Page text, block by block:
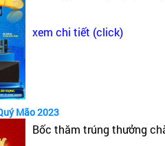
xem chi tiết (click)
Mão 2023
Bốc thăm trúng thưởng